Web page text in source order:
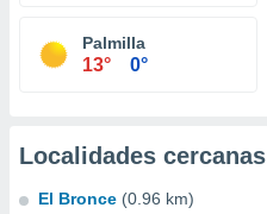
Palmilla
13° 0°
Localidades cercanas
El Bronce (0.96 km)